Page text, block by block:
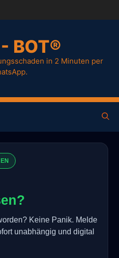
BOT®
in 2 Minuten per
Keine Panik. Melde
unabhängig und digital